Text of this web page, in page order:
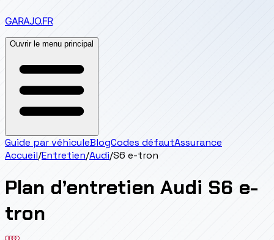
GARAJO.FR
Ouvrir le menu principal
Guide par véhiculeBlogCodes défautAssurance
Accueil/Entretien/Audi/S6 e-tron
Plan d’entretien Audi S6 e-
tron